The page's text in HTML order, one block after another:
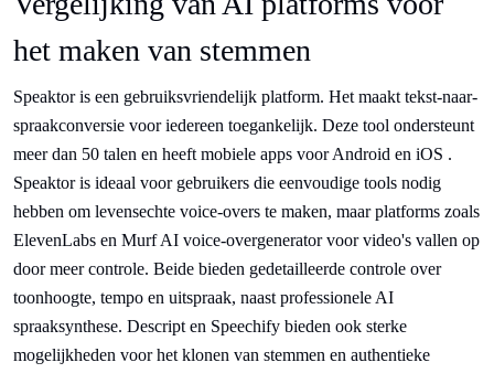
het maken van stemmen
Speaktor is een gebruiksvriendelijk platform. Het maakt tekst-naar-
spraakconversie voor iedereen toegankelijk. Deze tool ondersteunt
meer dan 50 talen en heeft mobiele apps voor Android en iOS .
Speaktor is ideaal voor gebruikers die eenvoudige tools nodig
hebben om levensechte voice-overs te maken, maar platforms zoals
ElevenLabs en Murf AI voice-overgenerator voor video's vallen op
door meer controle. Beide bieden gedetailleerde controle over
toonhoogte, tempo en uitspraak, naast professionele AI
spraaksynthese. Descript en Speechify bieden ook sterke
mogelijkheden voor het klonen van stemmen en authentieke